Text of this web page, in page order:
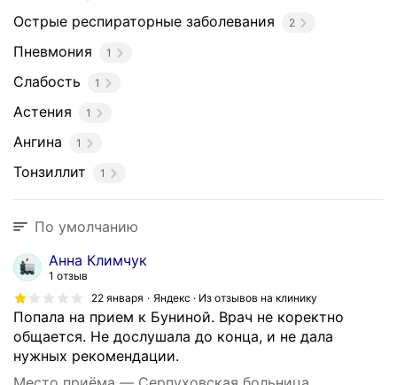
Острые респираторные заболевания
2
Пневмония 1
Слабость 1
Астения 1
Ангина 1
Тонзиллит 1
По умолчанию
Анна Климчук
1 отзыв
22 января
Яндекс · Из отзывов на клинику
Попала на прием к Буниной. Врач не коректно
общается. Не дослушала до конца, и не дала
нужных рекомендации.